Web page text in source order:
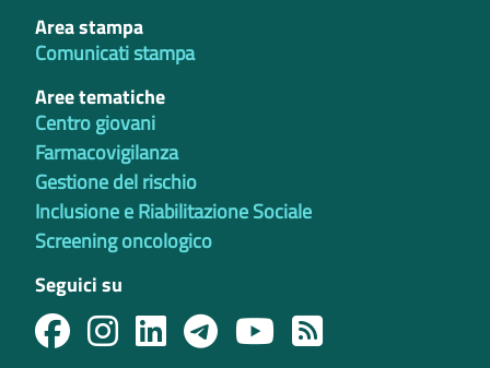
Area stampa
Comunicati stampa
Aree tematiche
Centro giovani
Farmacovigilanza
Gestione del rischio
Inclusione e Riabilitazione Sociale
Screening oncologico
Seguici su